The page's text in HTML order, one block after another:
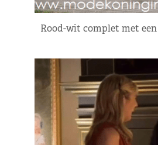
Rood-wit complet met